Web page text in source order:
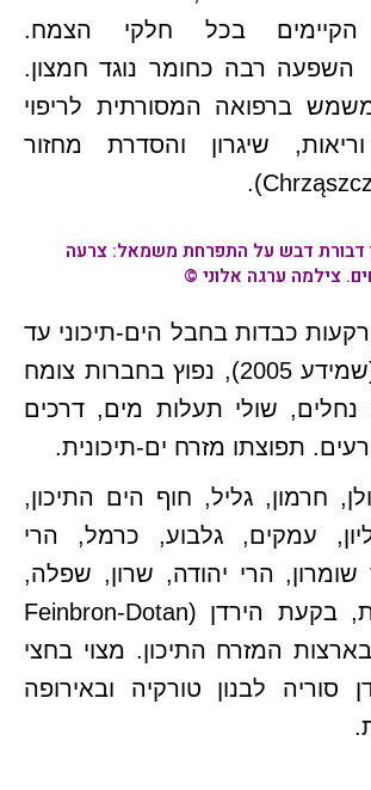
הקיימים בכל חלקי הצמח.
השפעה רבה כחומר נוגד חמצון.
ברפואה המסורתית לריפוי
שיגרון והסדרת מחזור
דבורת דבש על התפרחת משמאל: צרעה
צילמה ערגה אלוני ©
כבדות בחבל הים-תיכוני עד
גובה 700 מ' (שמידע 2005), נפוץ בחברות צומח
נחלים, שולי תעלות מים, דרכים
תפוצתו מזרח ים-תיכונית.
חרמון, גליל, חוף הים התיכון,
עמקים, גלבוע, כרמל, הרי
שומרון, הרי יהודה, שרון, שפלה,
נגב והרי אילת, בקעת הירדן (Feinbron-Dotan
בארצות המזרח התיכון. מצוי בחצי
סוריה לבנון טורקיה ובאירופה